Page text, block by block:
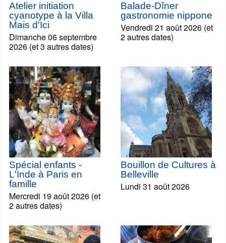
Atelier initiation
cyanotype à la Villa
Mais d'Ici
Dimanche 06 septembre
2026 (et 3 autres dates)
Balade-Dîner
gastronomie nippone
Vendredi 21 août 2026 (et
2 autres dates)
Spécial enfants -
L'Inde à Paris en
famille
Mercredi 19 août 2026 (et
2 autres dates)
Bouillon de Cultures à
Belleville
Lundi 31 août 2026